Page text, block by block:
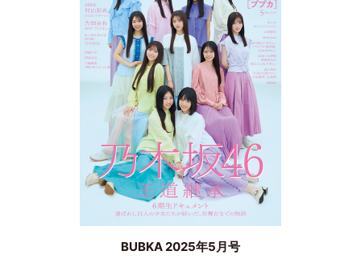
BUBKA 2025年5月号